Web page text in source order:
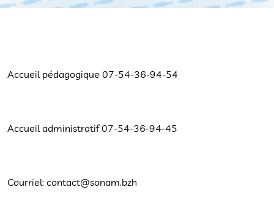
Accueil pédagogique 07-54-36-94-54
Accueil administratif 07-54-36-94-45
Courriel: contact@sonam.bzh